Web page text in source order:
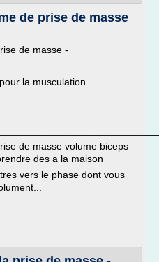
de prise de masse
de masse -
la musculation
de masse volume biceps
des a la maison
vers le phase dont vous